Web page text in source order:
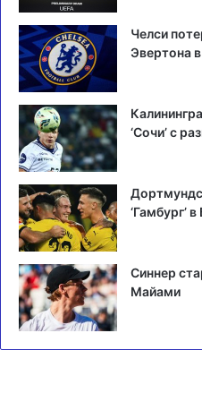
Челси
Эвертона
‘Сочи’ с
‘Гамбург’
Синнер
Майами